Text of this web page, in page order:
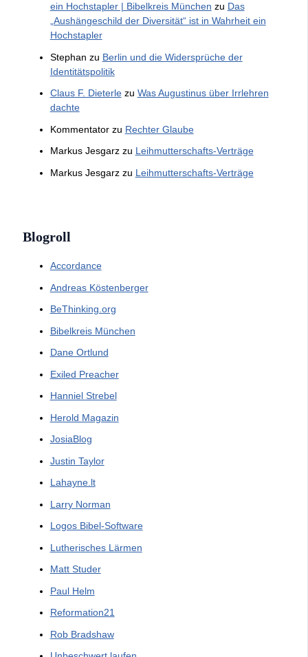
ein Hochstapler | Bibelkreis München zu Das
„Aushängeschild der Diversität“ ist in Wahrheit ein
Hochstapler
Stephan zu Berlin und die Widersprüche der
Identitätspolitik
Claus F. Dieterlezu Was Augustinus über Irrlehren
dachte
Kommentatorzu Rechter Glaube
Markus Jesgarzzu Leihmutterschafts-Verträge
Markus Jesgarzzu Leihmutterschafts-Verträge
Blogroll
Accordance
Andreas Köstenberger
BeThinking.org
Bibelkreis München
Dane Ortlund
Exiled Preacher
Hanniel Strebel
Herold Magazin
JosiaBlog
Justin Taylor
Lahayne.lt
Larry Norman
Logos Bibel-Software
Lutherisches Lärmen
Matt Studer
Paul Helm
Reformation21
Rob Bradshaw